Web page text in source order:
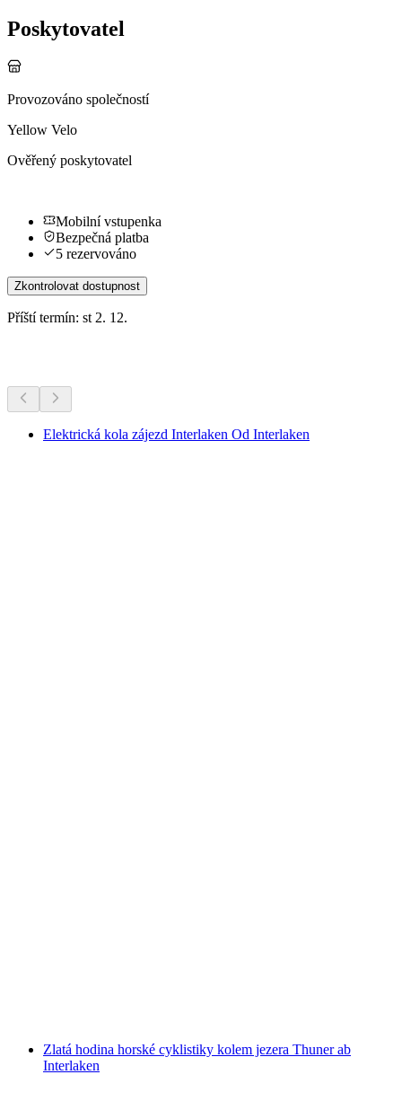
Poskytovatel
Provozováno společností
Yellow Velo
Ověřený poskytovatel
Mobilní vstupenka
Bezpečná platba
5 rezervováno
Zkontrolovat dostupnost
Příští termín: st 2. 12.
Elektrická kola zájezd Interlaken Od Interlaken
Zlatá hodina horské cyklistiky kolem jezera Thuner ab
Interlaken